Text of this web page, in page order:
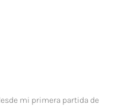
mi primera partida de